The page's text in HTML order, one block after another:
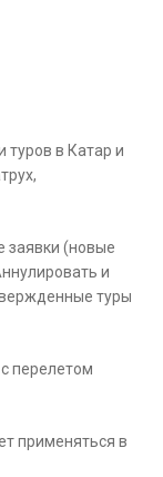
туров в Катар и
заявки (новые
и
туры
перелетом
применяться в